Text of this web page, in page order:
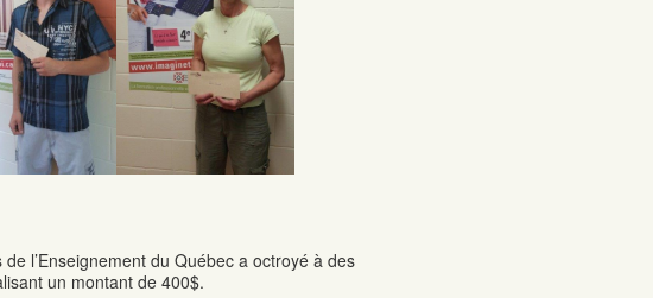
l’Enseignement du Québec a octroyé à des
un montant de 400$.